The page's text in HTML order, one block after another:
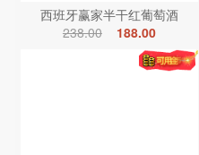
西班牙赢家半干红葡萄酒
238.00
188.00